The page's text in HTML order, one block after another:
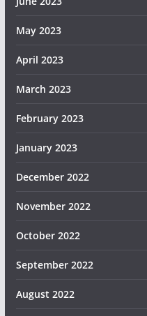
May 2023
April 2023
March 2023
February 2023
January 2023
December 2022
November 2022
October 2022
September 2022
August 2022